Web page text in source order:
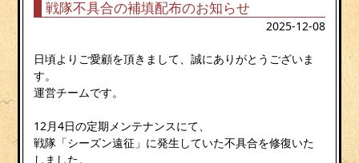
戦隊不具合の補填配布のお知らせ
2025-12-08
日頃よりご愛顧を頂きまして、誠にありがとうございま
す。
運営チームです。
12月4日の定期メンテナンスにて、
戦隊「シーズン遠征」に発生していた不具合を修復いた
しました。